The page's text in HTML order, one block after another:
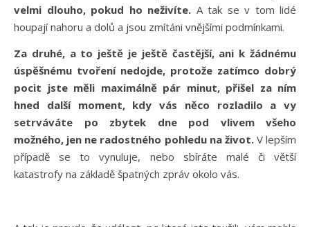
velmi dlouho, pokud ho neživíte. A tak se v tom lidé
houpají nahoru a dolů a jsou zmítáni vnějšími podmínkami.
Za druhé, a to ještě je ještě častější, ani k žádnému
úspěšnému tvoření nedojde, protože zatímco dobrý
pocit jste měli maximálně pár minut, přišel za ním
hned další moment, kdy vás něco rozladilo a vy
setrváváte po zbytek dne pod vlivem všeho
možného, jen ne radostného pohledu na život.V lepším
případě se to vynuluje, nebo sbíráte malé či větší
katastrofy na základě špatných zpráv okolo vás.